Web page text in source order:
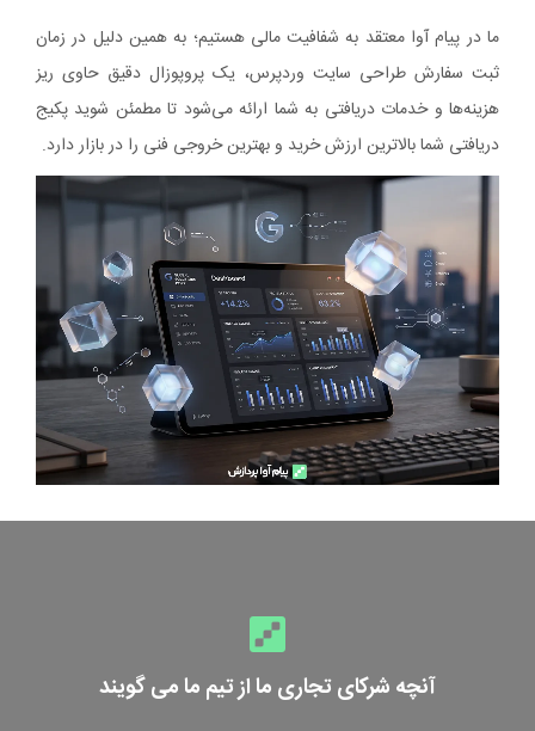
ما در پیام آوا معتقد به شفافیت مالی هستیم؛ به همین دلیل در زمان
ثبت سفارش طراحی سایت وردپرس، یک پروپوزال دقیق حاوی ریز
هزینه‌ها و خدمات دریافتی به شما ارائه می‌شود تا مطمئن شوید پکیج
دریافتی شما بالاترین ارزش خرید و بهترین خروجی فنی را در بازار دارد.
آنچه شرکای تجاری ما از تیم ما می گویند